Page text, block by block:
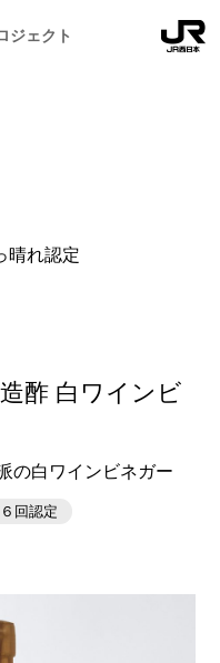
ジェクト
スバー
飲料水
定
晴れ認定
酢 白ワインビ
の白ワインビネガー
回認定